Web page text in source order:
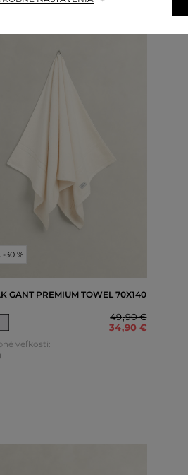
-30 %
GANT PREMIUM TOWEL 70X140
49,90 €
34,90 €
veľkosti: